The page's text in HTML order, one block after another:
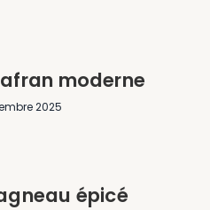
moderne
2025
épicé